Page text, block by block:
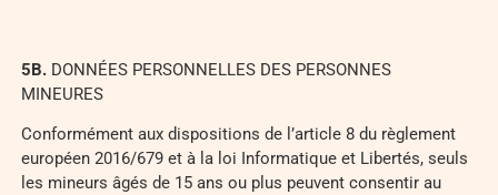
5B.DONNÉES PERSONNELLES DES PERSONNES
MINEURES
Conformément aux dispositions de l’article 8 du règlement
européen 2016/679 et à la loi Informatique et Libertés, seuls
les mineurs âgés de 15 ans ou plus peuvent consentir au